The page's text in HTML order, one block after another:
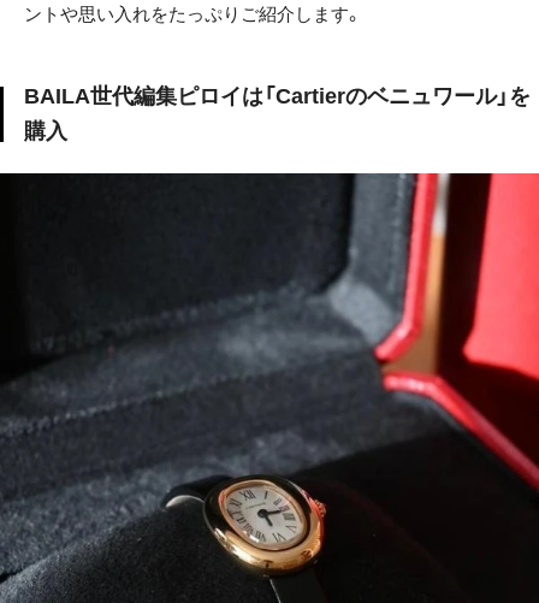
ントや思い入れをたっぷりご紹介します。
BAILA世代編集ピロイは「Cartierのベニュワール」を
購入